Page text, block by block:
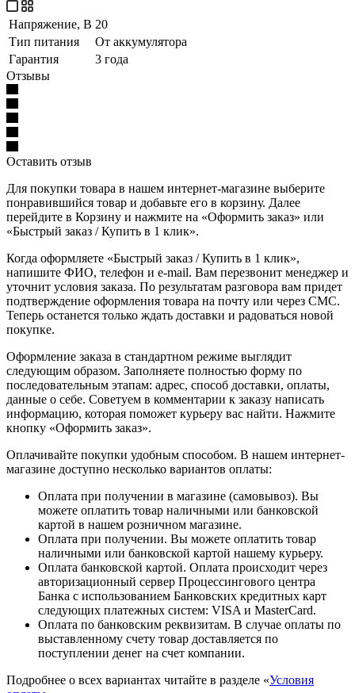
Напряжение, В 20
Тип питания
От аккумулятора
Гарантия
3 года
Отзывы
Оставить отзыв
Для покупки товара в нашем интернет-магазине выберите
понравившийся товар и добавьте его в корзину. Далее
перейдите в Корзину и нажмите на «Оформить заказ» или
«Быстрый заказ / Купить в 1 клик».
Когда оформляете «Быстрый заказ / Купить в 1 клик»,
напишите ФИО, телефон и e-mail. Вам перезвонит менеджер и
уточнит условия заказа. По результатам разговора вам придет
подтверждение оформления товара на почту или через СМС.
Теперь останется только ждать доставки и радоваться новой
покупке.
Оформление заказа в стандартном режиме выглядит
следующим образом. Заполняете полностью форму по
последовательным этапам: адрес, способ доставки, оплаты,
данные о себе. Советуем в комментарии к заказу написать
информацию, которая поможет курьеру вас найти. Нажмите
кнопку «Оформить заказ».
Оплачивайте покупки удобным способом. В нашем интернет-
магазине доступно несколько вариантов оплаты:
Оплата при получении в магазине (самовывоз). Вы
можете оплатить товар наличными или банковской
картой в нашем розничном магазине.
Оплата при получении. Вы можете оплатить товар
наличными или банковской картой нашему курьеру.
Оплата банковской картой. Оплата происходит через
авторизационный сервер Процессингового центра
Банка с использованием Банковских кредитных карт
следующих платежных систем: VISA и MasterCard.
Оплата по банковским реквизитам. В случае оплаты по
выставленному счету товар доставляется по
поступлении денег на счет компании.
Подробнее о всех вариантах читайте в разделе «Условия